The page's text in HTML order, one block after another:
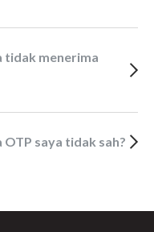
OTP saya tidak sah?